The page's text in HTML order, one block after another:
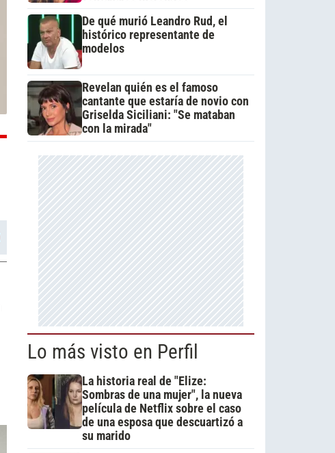
De qué murió Leandro Rud, el
histórico representante de
modelos
Revelan quién es el famoso
cantante que estaría de novio con
Griselda Siciliani: "Se mataban
con la mirada"
Lo más visto en Perfil
La historia real de "Elize:
Sombras de una mujer", la nueva
película de Netflix sobre el caso
de una esposa que descuartizó a
su marido